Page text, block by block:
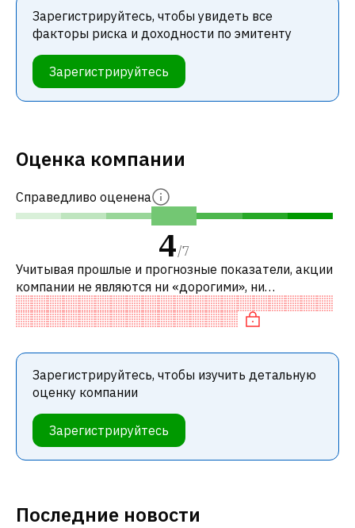
Зарегистрируйтесь, чтобы увидеть все
факторы риска и доходности по эмитенту
Зарегистрируйтесь
Последние новости
Оценка компании
Справедливо оценена
4/7
Учитывая прошлые и прогнозные показатели, акции
компании не являются ни «дорогими», ни
«дешевыми» по сравнению с аналогичными
компаниями.
Зарегистрируйтесь, чтобы изучить детальную
оценку компании
Зарегистрируйтесь